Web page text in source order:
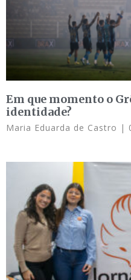
Em que momento o
identidade?
Maria Eduarda de Castro